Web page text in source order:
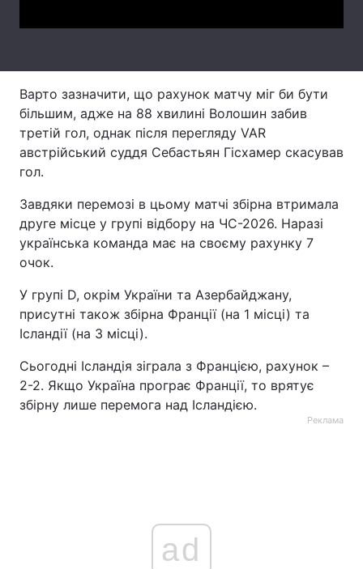
Контакти
Послуги
Тема оформлення
Варто зазначити, що рахунок матчу міг би бути
більшим, адже на 88 хвилині Волошин забив
третій гол, однак після перегляду VAR
австрійський суддя Себастьян Гісхамер скасував
гол.
Завдяки перемозі в цьому матчі збірна втримала
друге місце у групі відбору на ЧС-2026. Наразі
українська команда має на своєму рахунку 7
очок.
У групі D, окрім України та Азербайджану,
присутні також збірна Франції (на 1 місці) та
Ісландії (на 3 місці).
Сьогодні Ісландія зіграла з Францією, рахунок –
2-2. Якщо Україна програє Франції, то врятує
збірну лише перемога над Ісландією.
Реклама
ad